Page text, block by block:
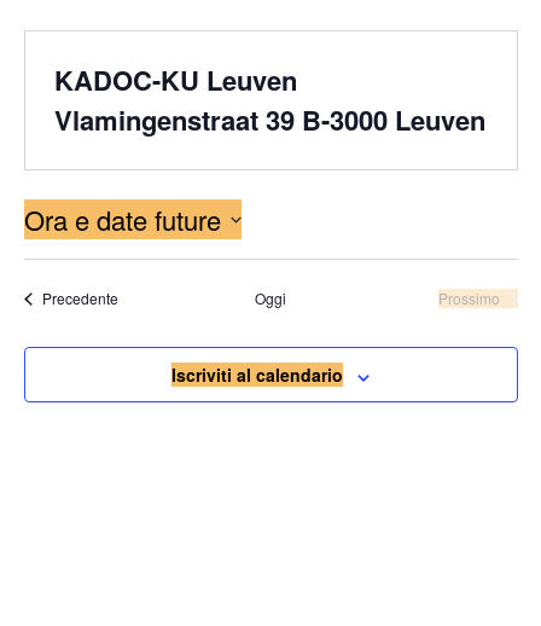
KADOC-KU Leuven
Vlamingenstraat 39 B-3000 Leuven
Ora e date future
Seleziona
la PrecedenteEventi Oggi
Prossimo
Iscriviti al calendario